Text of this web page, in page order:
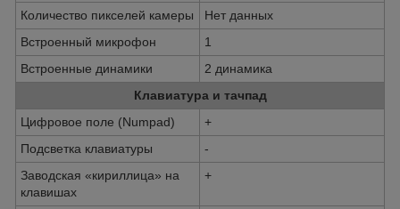
Количество пикселей камеры
Нет данных
Встроенный микрофон
1
Встроенные динамики
2 динамика
Клавиатура и тачпад
Цифровое поле (Numpad)
+
Подсветка клавиатуры
-
Заводская «кириллица» на
клавишах
+